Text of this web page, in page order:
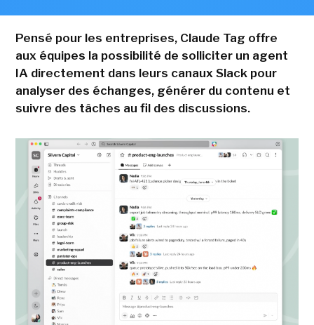
Pensé pour les entreprises, Claude Tag offre
aux équipes la possibilité de solliciter un agent
IA directement dans leurs canaux Slack pour
analyser des échanges, générer du contenu et
suivre des tâches au fil des discussions.